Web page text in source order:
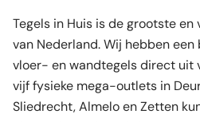
Tegels in Huis is de grootste
van Nederland. Wij hebben
vloer- en wandtegels direct uit
vijf fysieke mega-outlets in
Sliedrecht, Almelo en Zetten